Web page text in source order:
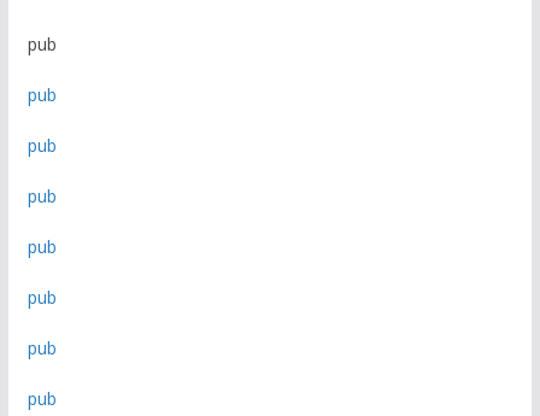
pub
pub
pub
pub
pub
pub
pub
pub